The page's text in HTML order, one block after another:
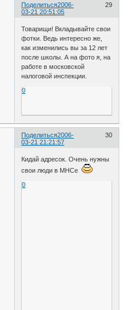
Поделиться 29
2006-
03-21 20:51:05
Товарищи! Вкладывайте свои
фотки. Ведь интересно же,
как изменились вы за 12 лет
после школы. А на фото я, на
работе в московской
налоговой инспекции.
0
Поделиться 30
2006-
03-21 21:21:57
Кидай адресок. Очень нужны
свои люди в МНСе
0